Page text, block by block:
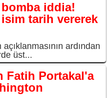
bomba iddia!
tarih vererek
ardından
üst...
Fatih Portakal'a